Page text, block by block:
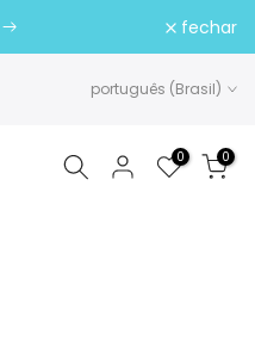
fechar
português (Brasil)
0 0